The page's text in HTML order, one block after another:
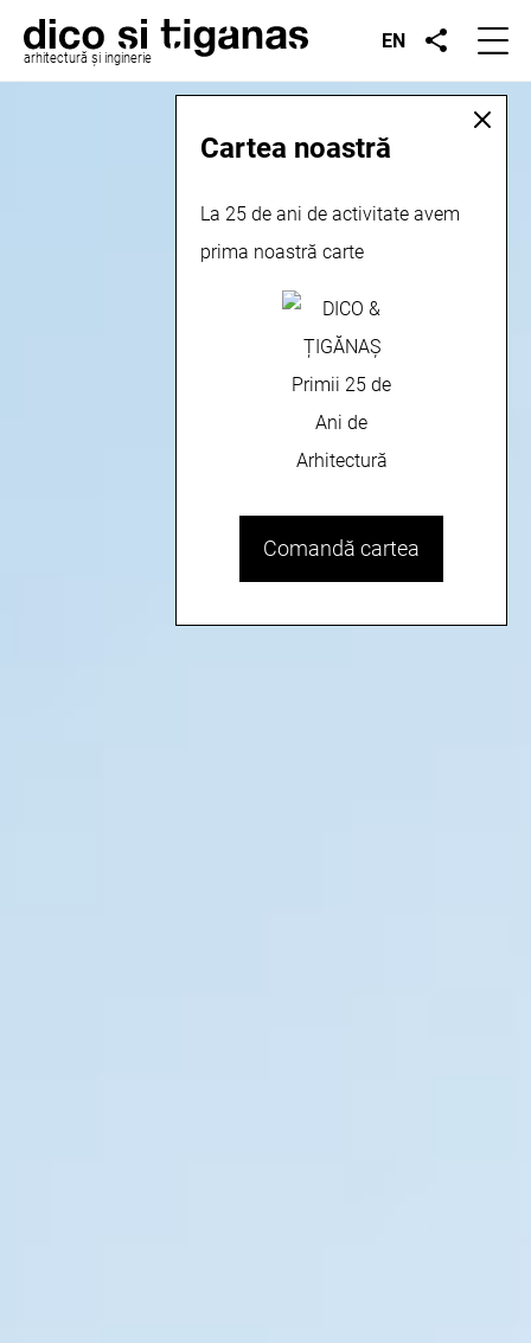
arhitectură și inginerie
EN
Cartea noastră
La 25 de ani de activitate avem
prima noastră carte
Comandă cartea